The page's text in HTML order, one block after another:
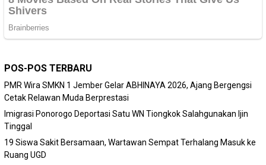
POS-POS TERBARU
PMR Wira SMKN 1 Jember Gelar ABHINAYA 2026, Ajang Bergengsi
Cetak Relawan Muda Berprestasi
Imigrasi Ponorogo Deportasi Satu WN Tiongkok Salahgunakan Ijin
Tinggal
19 Siswa Sakit Bersamaan, Wartawan Sempat Terhalang Masuk ke
Ruang UGD